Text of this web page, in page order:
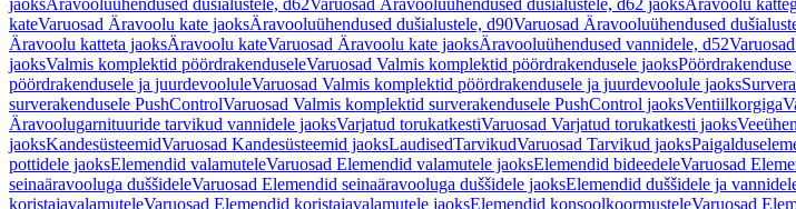
jaoksÄravooluühendused dušialustele, d62Varuosad Äravooluühendused dušialustele, d62 jaoksÄravoolu
kateVaruosad Äravoolu kate jaoksÄravooluühendused dušialustele, d90Varuosad Äravooluühendused
Äravoolu katteta jaoksÄravoolu kateVaruosad Äravoolu kate jaoksÄravooluühendused vannidele, d52
jaoksValmis komplektid pöördrakenduseleVaruosad Valmis komplektid pöördrakendusele jaoks
pöördrakendusele ja juurdevooluleVaruosad Valmis komplektid pöördrakendusele ja juurdevoolule jaoks
surverakendusele PushControlVaruosad Valmis komplektid surverakendusele PushControl jaoksVentiilkorgiga
Äravoolugarnituuride tarvikud vannidele jaoksVarjatud torukatkestiVaruosad Varjatud torukatkesti jaoks
jaoksKandesüsteemidVaruosad Kandesüsteemid jaoksLaudisedTarvikudVaruosad Tarvikud jaoks
pottidele jaoksElemendid valamuteleVaruosad Elemendid valamutele jaoksElemendid bideedeleVaruosad
seinaäravooluga duššideleVaruosad Elemendid seinaäravooluga duššidele jaoksElemendid duššidele ja
koristajavalamuteleVaruosad Elemendid koristajavalamutele jaoksElemendid konsoolkoormusteleVaruosad